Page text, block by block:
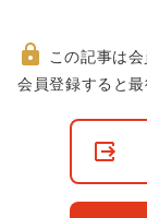
非
この記事は会
会員登録すると